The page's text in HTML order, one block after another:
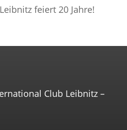
feiert 20 Jahre!
Club Leibnitz –